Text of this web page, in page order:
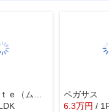
Ｍｕｇｕｅｔｅ（ムゲーテ）
ペガサス
6.3万円 /